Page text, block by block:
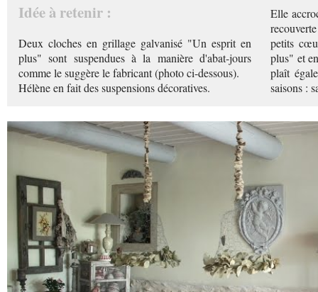
Idée à retenir :
Deux cloches en grillage galvanisé "Un esprit en
plus" sont suspendues à la manière d'abat-jours
comme le suggère le fabricant (photo ci-dessous).
Hélène en fait des suspensions décoratives.
Elle
petits
plus" et
plaît
saisons :